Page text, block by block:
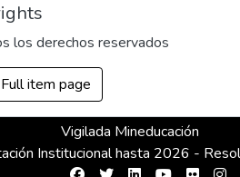
los derechos reservados
Full item page
Vigilada Mineducación
Institucional hasta 2026 -